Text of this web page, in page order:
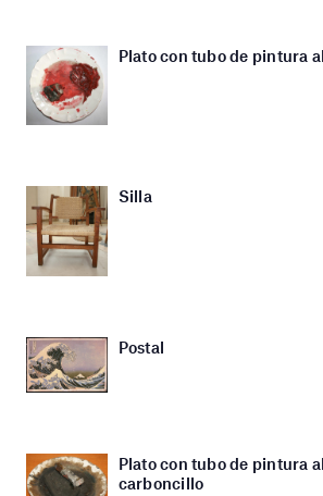
Plato con tubo de pintura
Silla
Postal
Plato con tubo de pintura
carboncillo